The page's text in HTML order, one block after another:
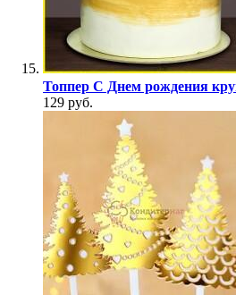
Топпер С Днем рождения
129 руб.